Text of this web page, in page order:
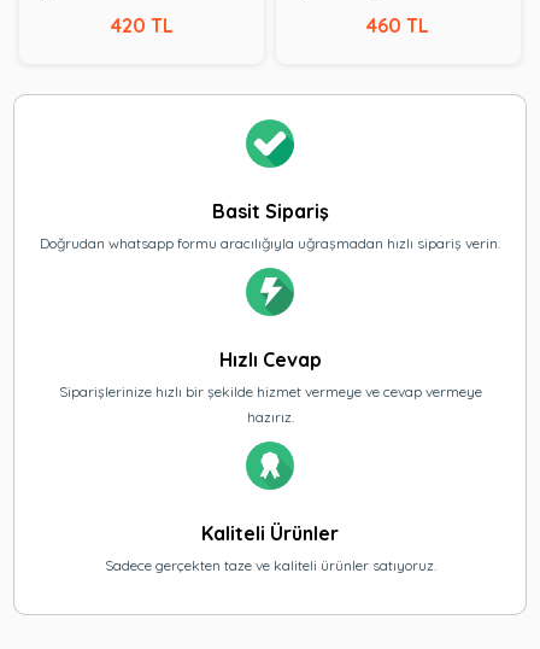
420 TL 460 TL
Basit Sipariş
Doğrudan whatsapp formu aracılığıyla uğraşmadan hızlı sipariş verin.
Hızlı Cevap
Siparişlerinize hızlı bir şekilde hizmet vermeye ve cevap vermeye
hazırız.
Kaliteli Ürünler
Sadece gerçekten taze ve kaliteli ürünler satıyoruz.